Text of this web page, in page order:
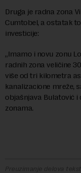
Druga je radna zona
Cumtobel, a ostatak
investicije:
„Imamo i novu zonu
radnih zona veličine
više od tri kilometra
kanalizacione mreže,
objašnjava Bulatović i
zonama.
Preuzimanje delova